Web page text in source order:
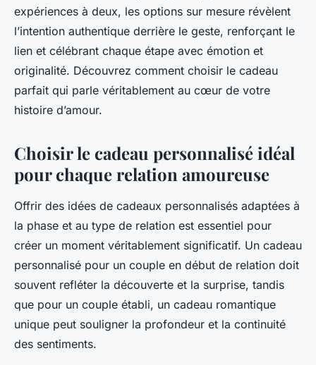
expériences à deux, les options sur mesure révèlent
l’intention authentique derrière le geste, renforçant le
lien et célébrant chaque étape avec émotion et
originalité. Découvrez comment choisir le cadeau
parfait qui parle véritablement au cœur de votre
histoire d’amour.
Choisir le cadeau personnalisé idéal
pour chaque relation amoureuse
Offrir des idées de cadeaux personnalisés adaptées à
la phase et au type de relation est essentiel pour
créer un moment véritablement significatif. Un cadeau
personnalisé pour un couple en début de relation doit
souvent refléter la découverte et la surprise, tandis
que pour un couple établi, un cadeau romantique
unique peut souligner la profondeur et la continuité
des sentiments.